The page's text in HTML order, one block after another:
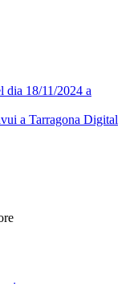
dia 18/11/2024 a
a Tarragona Digital